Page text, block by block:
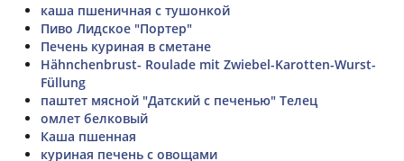
каша пшеничная с тушонкой
Пиво Лидское "Портер"
Печень куриная в сметане
Hähnchenbrust- Roulade mit Zwiebel-Karotten-Wurst-
Füllung
паштет мясной "Датский с печенью" Телец
омлет белковый
Каша пшенная
куриная печень с овощами